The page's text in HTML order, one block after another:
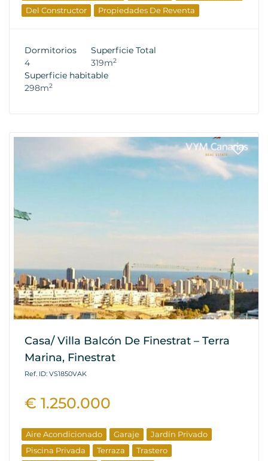
Del Constructor
Propiedades De Reventa
Dormitorios
4
Superficie Total
319m2
Superficie habitable
298m2
Casa/ Villa Balcón De Finestrat – Terra
Marina, Finestrat
Ref. ID: VS1850VAK
€ 1.250.000
Aire Acondicionado Garaje
Jardín Privado
Piscina Privada
Terraza
Trastero